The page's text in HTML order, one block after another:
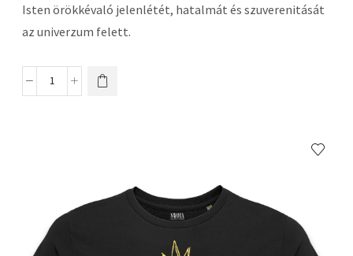
Isten örökkévaló jelenlétét, hatalmát és szuverenitását
az univerzum felett.